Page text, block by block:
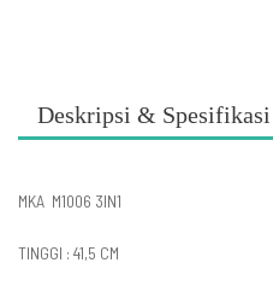
Deskripsi & Spesifikasi
MKA M1006 3IN1
TINGGI : 41,5 CM